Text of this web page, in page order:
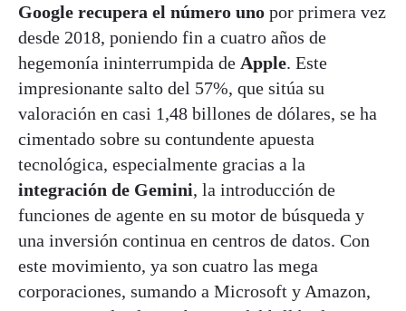
Google recupera el número uno por primera vez
desde 2018, poniendo fin a cuatro años de
hegemonía ininterrumpida de Apple. Este
impresionante salto del 57%, que sitúa su
valoración en casi 1,48 billones de dólares, se ha
cimentado sobre su contundente apuesta
tecnológica, especialmente gracias a la
integración de Gemini, la introducción de
funciones de agente en su motor de búsqueda y
una inversión continua en centros de datos. Con
este movimiento, ya son cuatro las mega
corporaciones, sumando a Microsoft y Amazon,